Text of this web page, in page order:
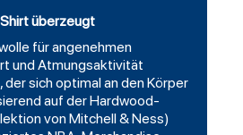
überzeugt
für angenehmen
und Atmungsaktivität
der sich optimal an den Körper
auf der Hardwood-
von Mitchell & Ness)